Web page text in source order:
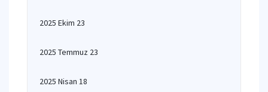
2025 Ekim 23
2025 Temmuz 23
2025 Nisan 18